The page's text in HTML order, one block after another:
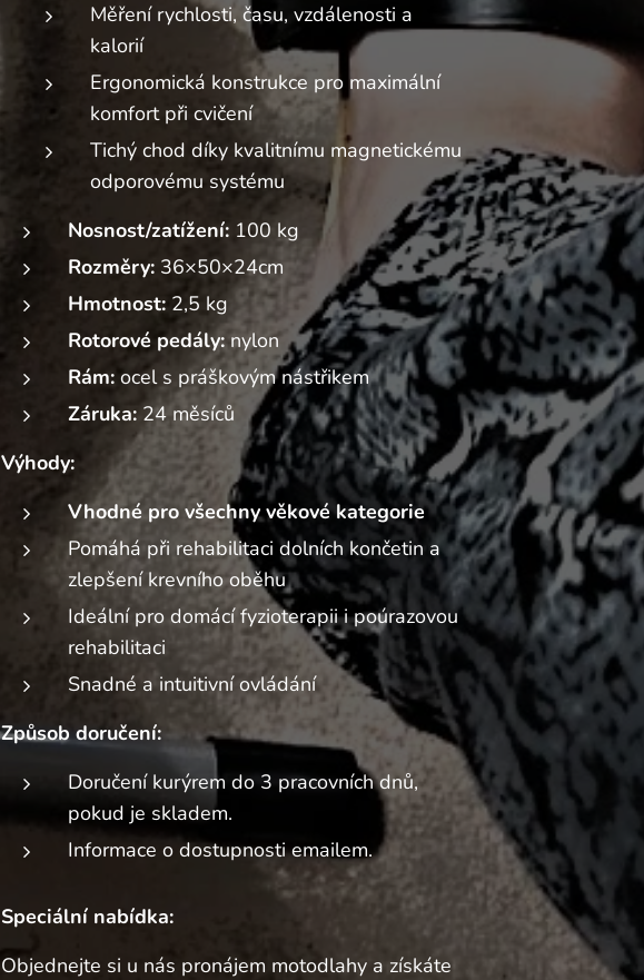
Měření rychlosti, času, vzdálenosti a
kalorií
Ergonomická konstrukce pro maximální
komfort při cvičení
Tichý chod díky kvalitnímu magnetickému
odporovému systému
Nosnost/zatížení: 100 kg
Rozměry: 36×50×24cm
Hmotnost: 2,5 kg
Rotorové pedály: nylon
Rám:ocel s práškovým nástřikem
Záruka:24 měsíců
Výhody:
Vhodné pro všechny věkové kategorie
Pomáhá při rehabilitaci dolních končetin a
zlepšení krevního oběhu
Ideální pro domácí fyzioterapii i poúrazovou
rehabilitaci
Snadné a intuitivní ovládání
Způsob doručení:
Doručení kurýrem do 3 pracovních dnů,
pokud je skladem.
Informace o dostupnosti emailem.
Speciální nabídka:
Objednejte si u nás pronájem motodlahy a získáte